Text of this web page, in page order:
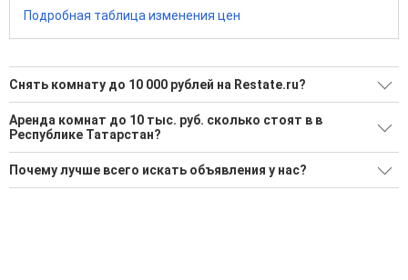
Подробная таблица изменения цен
Снять комнату до 10 000 рублей на Restate.ru?
Ищите, как Снять комнату до 10 000 рублей?
23 актуальных и проверенных объявления
Воспользуйтесь нашим поиском по новостройкам, для
подбора подходящего вам варианта
Аренда комнат до 10 тыс. руб. сколько стоят в в
Республике Татарстан?
Средняя площадь: 43.4 кв.м.
Почему лучше всего искать объявления у нас?